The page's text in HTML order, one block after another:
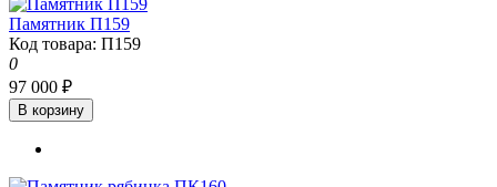
Памятник П159
Код товара: П159
0
97 000 ₽
В корзину